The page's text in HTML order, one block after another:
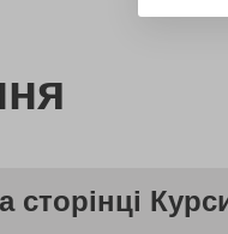
сторінці